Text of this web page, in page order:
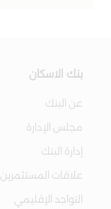
بنك الاسكان
عن البنك
مجلس الإدارة
إدارة البنك
علاقات المستثمرين
التواجد الإقليمي